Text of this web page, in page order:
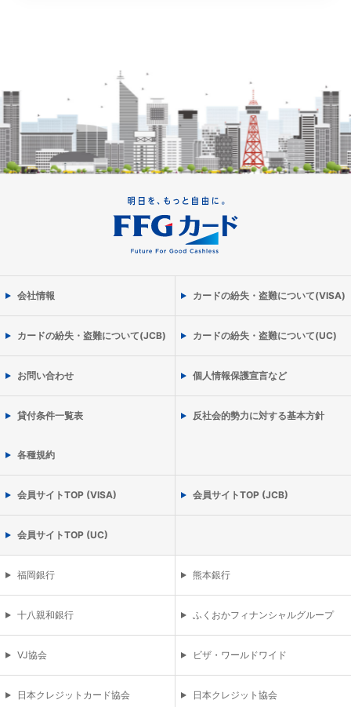
会社情報 カードの紛失・盗難について(VISA)
カードの紛失・盗難について(JCB) カードの紛失・盗難について(UC)
お問い合わせ 個人情報保護宣言など
貸付条件一覧表 反社会的勢力に対する基本方針
各種規約
会員サイトTOP (VISA) 会員サイトTOP (JCB)
会員サイトTOP (UC)
福岡銀行 熊本銀行
十八親和銀行 ふくおかフィナンシャルグループ
VJ協会 ビザ・ワールドワイド
日本クレジットカード協会 日本クレジット協会